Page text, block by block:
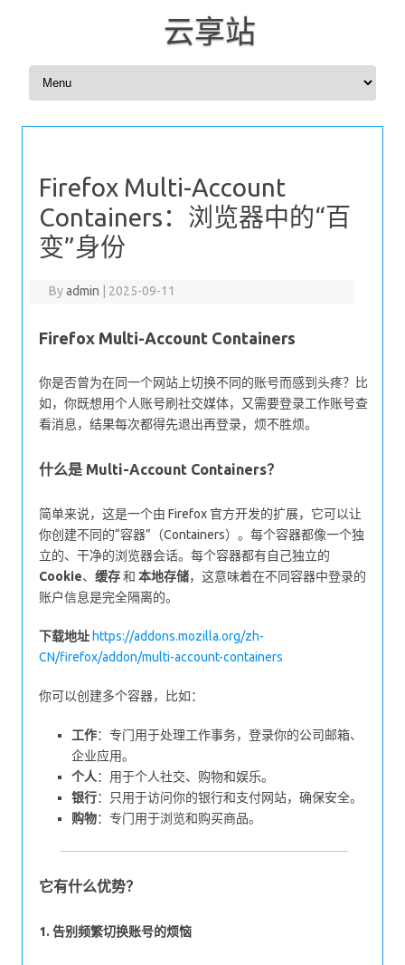
云享站
Skip to content
Firefox Multi-Account
Containers：浏览器中的“百
变”身份
Byadmin 2025-09-11
Firefox Multi-Account Containers
你是否曾为在同一个网站上切换不同的账号而感到头疼？比
如，你既想用个人账号刷社交媒体，又需要登录工作账号查
看消息，结果每次都得先退出再登录，烦不胜烦。
什么是 Multi-Account Containers？
简单来说，这是一个由 Firefox 官方开发的扩展，它可以让
你创建不同的“容器”（Containers）。每个容器都像一个独
立的、干净的浏览器会话。每个容器都有自己独立的
Cookie、 缓存和 本地存储，这意味着在不同容器中登录的
账户信息是完全隔离的。
下载地址 https://addons.mozilla.org/zh-
CN/firefox/addon/multi-account-containers
你可以创建多个容器，比如：
工作：专门用于处理工作事务，登录你的公司邮箱、
企业应用。
个人：用于个人社交、购物和娱乐。
银行：只用于访问你的银行和支付网站，确保安全。
购物：专门用于浏览和购买商品。
它有什么优势？
1. 告别频繁切换账号的烦恼